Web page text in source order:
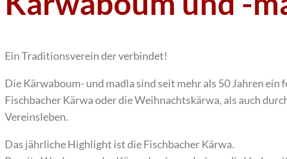
Ein Traditionsverein der verbindet!
Die Kärwaboum- und madla sind seit mehr als 50 Jahren
Fischbacher Kärwa oder die Weihnachtskärwa, als auch
Vereinsleben.
Das jährliche Highlight ist die Fischbacher Kärwa.